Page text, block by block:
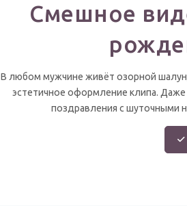
Смешное
В любом мужчине живёт озорной
эстетичное оформление клипа.
поздравления с шуточными